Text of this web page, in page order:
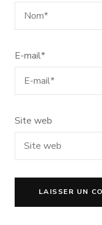
E-mail*
Site web